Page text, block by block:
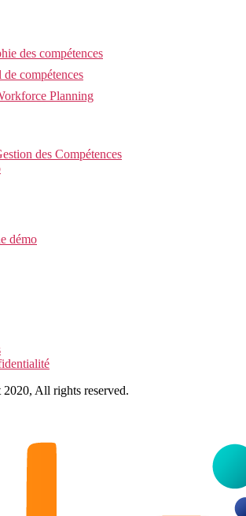
des compétences
compétences
Planning
des Compétences
démo
All rights reserved.